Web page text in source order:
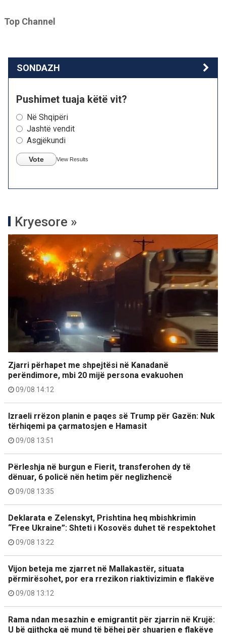
Top Channel
SONDAZH
Pushimet tuaja këtë vit?
Në Shqipëri
Jashtë vendit
Asgjëkundi
Vote View Results
Kryesore »
Zjarri përhapet me shpejtësi në Kanadanë
perëndimore, mbi 20 mijë persona evakuohen
09/08 14:12
Izraeli rrëzon planin e paqes së Trump për Gazën: Nuk
tërhiqemi pa çarmatosjen e Hamasit
09/08 13:51
Përleshja në burgun e Fierit, transferohen dy të
dënuar, 6 policë nën hetim për neglizhencë
09/08 13:35
Deklarata e Zelenskyt, Prishtina heq mbishkrimin
“Free Ukraine”: Shteti i Kosovës duhet të respektohet
09/08 13:22
Vijon beteja me zjarret në Mallakastër, situata
përmirësohet, por era rrezikon riaktivizimin e flakëve
09/08 13:12
Rama ndan mesazhin e emigrantit për zjarrin në Krujë:
U bë gjithçka që mund të bëhej për shuarjen e flakëve